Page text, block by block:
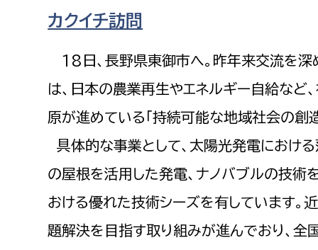
カクイチ訪問
18日、長野県東御市へ。昨年来交流を深
は、日本の農業再生やエネルギー自給など
原が進めている「持続可能な地域社会の創
具体的な事業として、太陽光発電におけ
の屋根を活用した発電、ナノバブルの技術
おける優れた技術シーズを有しています。
題解決を目指す取り組みが進んでおり、全